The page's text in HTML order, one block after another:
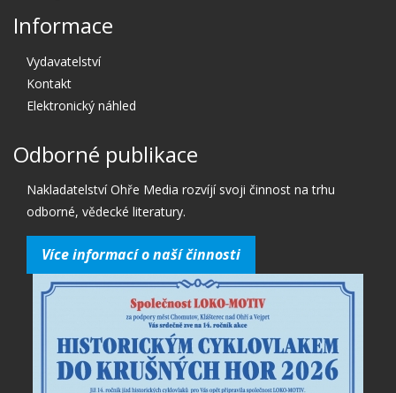
Informace
Vydavatelství
Kontakt
Elektronický náhled
Odborné publikace
Nakladatelství Ohře Media rozvíjí svoji činnost na trhu
odborné, vědecké literatury.
Více informací o naší činnosti